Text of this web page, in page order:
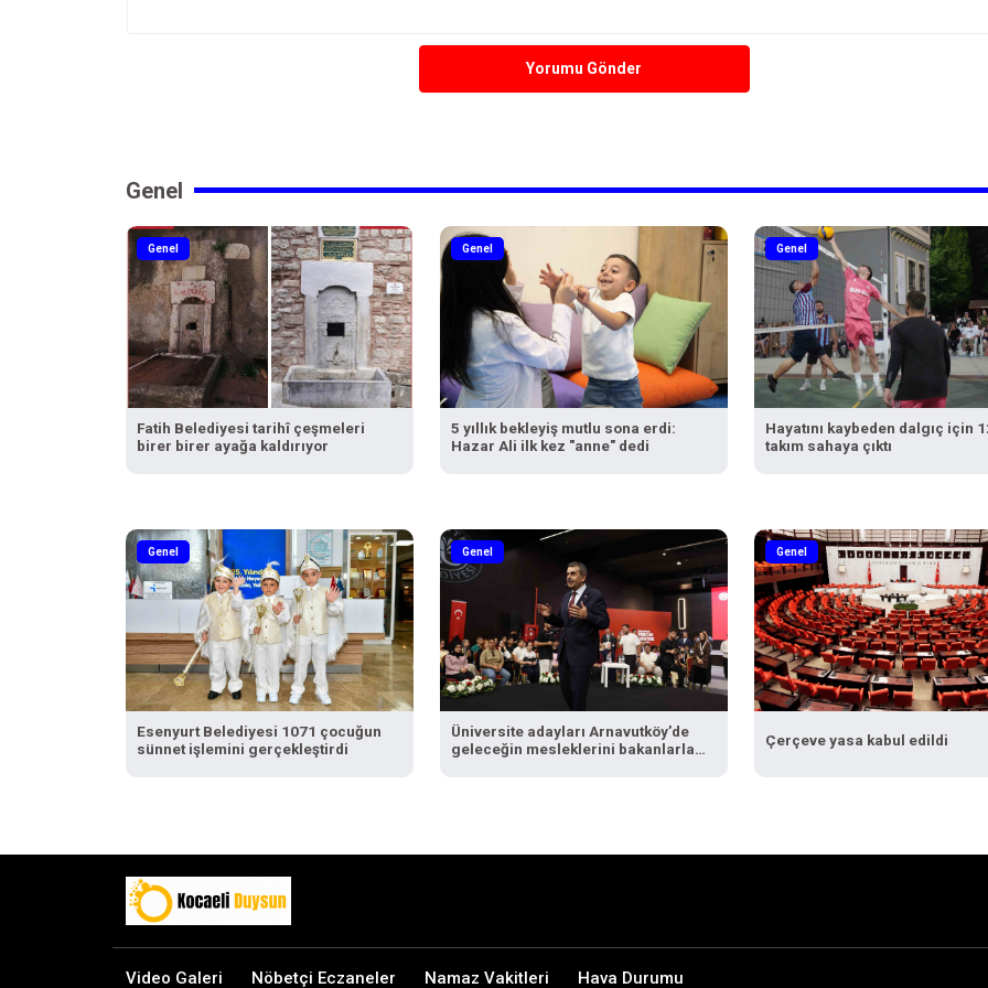
Yorumu Gönder
Genel
Genel
Fatih Belediyesi tarihî çeşmeleri
birer birer ayağa kaldırıyor
Genel
5 yıllık bekleyiş mutlu sona erdi:
Hazar Ali ilk kez "anne" dedi
Genel
Hayatını kaybeden dalgıç için
takım sahaya çıktı
Genel
Esenyurt Belediyesi 1071 çocuğun
sünnet işlemini gerçekleştirdi
Genel
Üniversite adayları Arnavutköy’de
geleceğin mesleklerini bakanlarla
Genel
Çerçeve yasa kabul edildi
Video Galeri Nöbetçi Eczaneler Namaz Vakitleri Hava Durumu